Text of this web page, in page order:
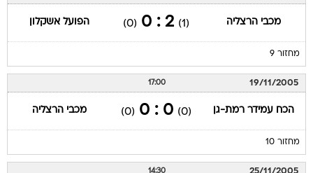
מכבי הרצליה (1)
2 : 0
(0) הפועל אשקלון
מחזור 9
19/11/2005
17:00
הכח עמידר רמת-גן (0)
0 : 0
(0) מכבי הרצליה
מחזור 10
25/11/2005
14:30